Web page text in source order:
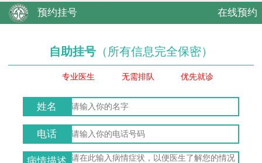
预约挂号 在线预约
自助挂号 （所有信息完全保密）
专业医生 无需排队 优先就诊
姓名
电话